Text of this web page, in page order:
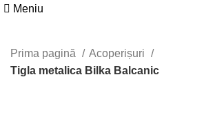
Meniu
Prima pagină
Acoperișuri
Tigla metalica Bilka Balcanic